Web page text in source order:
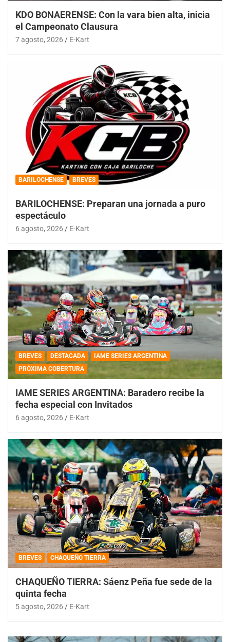
KDO BONAERENSE: Con la vara bien alta, inicia
el Campeonato Clausura
7 agosto, 2026 E-Kart
BARILOCHENSE BREVES
BARILOCHENSE: Preparan una jornada a puro
espectáculo
6 agosto, 2026 E-Kart
BREVES DESTACADA
IAME SERIES ARGENTINA
PRÓXIMA COBERTURA
IAME SERIES ARGENTINA: Baradero recibe la
fecha especial con Invitados
6 agosto, 2026 E-Kart
BREVES CHAQUEÑO TIERRA
CHAQUEÑO TIERRA: Sáenz Peña fue sede de la
quinta fecha
5 agosto, 2026 E-Kart